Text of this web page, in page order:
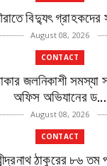
বিদ্যুৎ
August 08, 2026
CONTACT
জলনিকাশী সমস্যা
অফিস অভিযানের ড...
August 08, 2026
CONTACT
ঠাকুরের ৮৬ তম